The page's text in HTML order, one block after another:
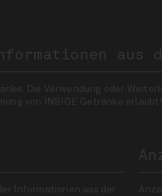
aus
Die Verwendung oder
von INSIDE Getränke erlaubt!
Informationen aus der